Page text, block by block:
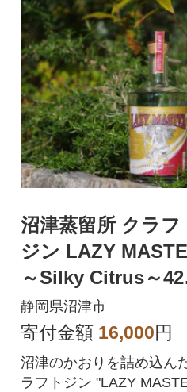
沼津蒸留所 クラフ
ジン LAZY
～Silky Citrus～
00ml
静岡県沼津市
寄付金額 16,000円
沼津のかおりを詰め込ん
ラフトジン "LAZY